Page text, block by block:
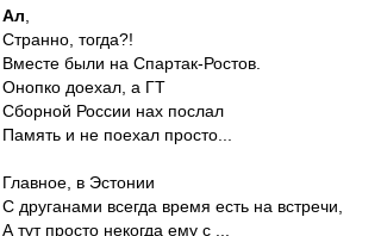
Ал
Странно, тогда?!
Вместе были на Спартак-Ростов.
Онопко доехал, а ГТ
Сборной России нах послал
Память и не поехал просто...
Главное, в Эстонии
С друганами всегда время есть на встречи,
А тут просто некогда ему с ...